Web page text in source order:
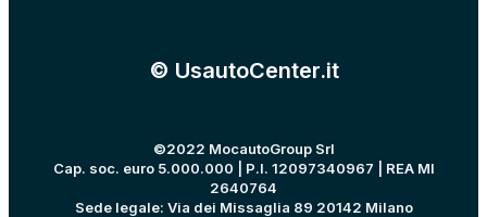
© UsautoCenter.it
©2022 MocautoGroup Srl
Cap. soc. euro 5.000.000 | P.I. 12097340967 | REA MI
2640764
Sede legale: Via dei Missaglia 89 20142 Milano